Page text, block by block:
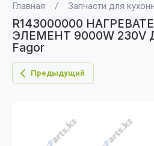
Главная / Запчасти для
R143000000
ЭЛЕМЕНТ 9000W
Fagor
Предыдущий